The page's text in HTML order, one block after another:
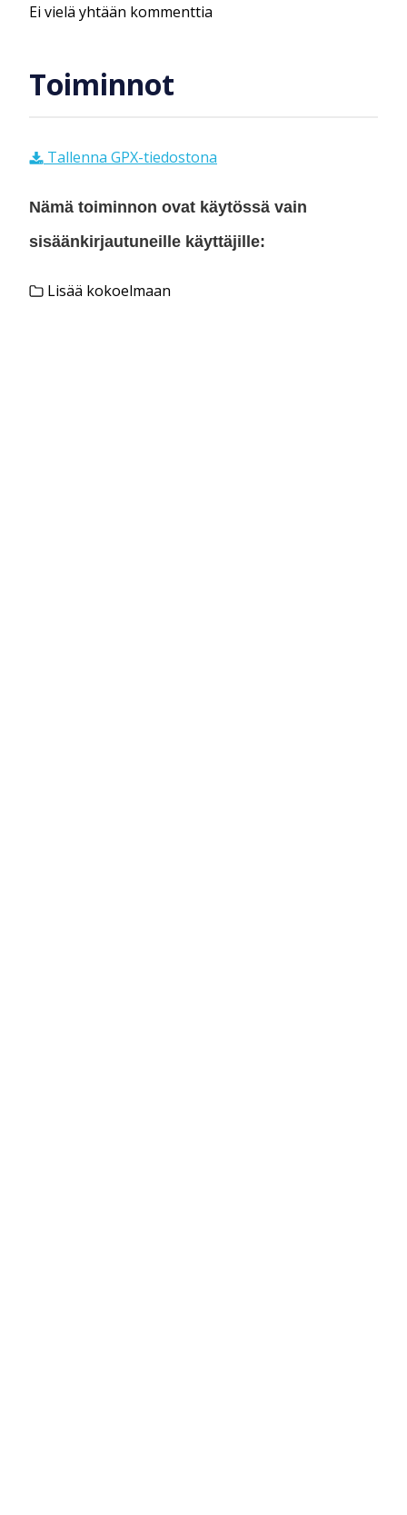
Ei vielä yhtään kommenttia
Toiminnot
Tallenna GPX-tiedostona
Nämä toiminnon ovat käytössä vain
sisäänkirjautuneille käyttäjille:
Lisää kokoelmaan